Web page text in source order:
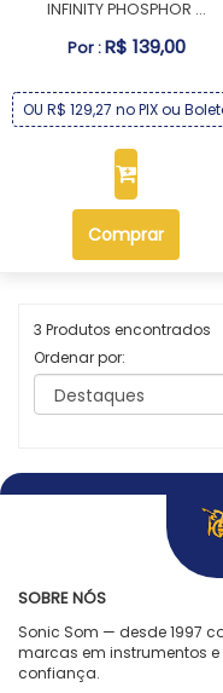
INFINITY PHOSPHOR ...
Por :R$ 139,00
OU R$ 129,27 no PIX ou
Comprar
3 Produtos encontrados
Ordenar por:
SOBRE NÓS
Sonic Som — desde 1997
marcas em instrumentos
confiança.